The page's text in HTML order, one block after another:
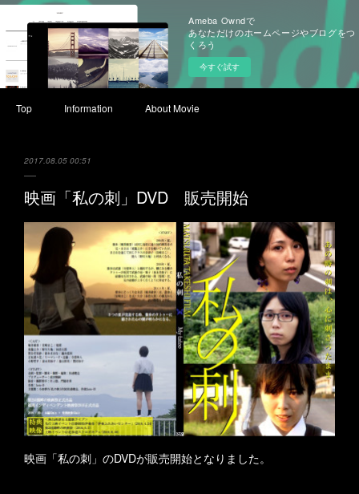
Ameba Owndで
あなただけのホームページやブログをつ
くろう
今すぐ試す
Top Information About Movie
2017.08.05 00:51
映画「私の刺」DVD 販売開始
映画「私の刺」のDVDが販売開始となりました。